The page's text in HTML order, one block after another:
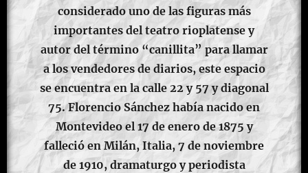
considerado uno de las figuras más
importantes del teatro rioplatense y
autor del término “canillita” para llamar
a los vendedores de diarios, este espacio
se encuentra en la calle 22 y 57 y diagonal
75. Florencio Sánchez había nacido en
Montevideo el 17 de enero de 1875 y
falleció en Milán, Italia, 7 de noviembre
de 1910, dramaturgo y periodista